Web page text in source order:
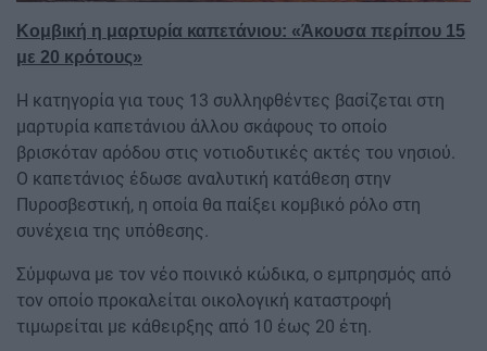
Κομβική η μαρτυρία καπετάνιου: «Άκουσα περίπου 15
με 20 κρότους»
Η κατηγορία για τους 13 συλληφθέντες βασίζεται στη
μαρτυρία καπετάνιου άλλου σκάφους το οποίο
βρισκόταν αρόδου στις νοτιοδυτικές ακτές του νησιού.
Ο καπετάνιος έδωσε αναλυτική κατάθεση στην
Πυροσβεστική, η οποία θα παίξει κομβικό ρόλο στη
συνέχεια της υπόθεσης.
Σύμφωνα με τον νέο ποινικό κώδικα, ο εμπρησμός από
τον οποίο προκαλείται οικολογική καταστροφή
τιμωρείται με κάθειρξης από 10 έως 20 έτη.